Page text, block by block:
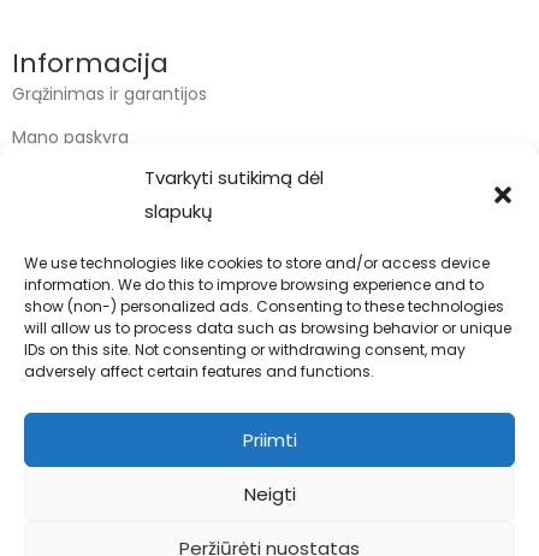
Tvarkyti sutikimą dėl
slapukų
We use technologies like cookies to store and/or access device
information. We do this to improve browsing experience and to
show (non-) personalized ads. Consenting to these technologies
will allow us to process data such as browsing behavior or unique
IDs on this site. Not consenting or withdrawing consent, may
adversely affect certain features and functions.
Priimti
Neigti
Peržiūrėti nuostatas
Informacija
Grąžinimas ir garantijos
Mano paskyra
Kontaktai
info@bodyfoodas.lt
+370 600 77017
Visos teisės saugomos © Bodyfoodas.lt 2026